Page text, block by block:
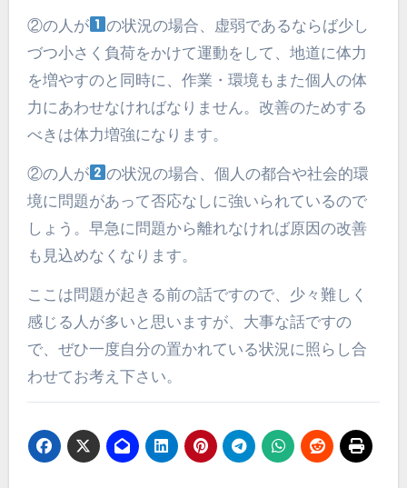
②の人が
の状況の場合、虚弱であるならば少し
づつ小さく負荷をかけて運動をして、地道に体力
を増やすのと同時に、作業・環境もまた個人の体
力にあわせなければなりません。改善のためする
べきは体力増強になります。
②の人が
の状況の場合、個人の都合や社会的環
境に問題があって否応なしに強いられているので
しょう。早急に問題から離れなければ原因の改善
も見込めなくなります。
ここは問題が起きる前の話ですので、少々難しく
感じる人が多いと思いますが、大事な話ですの
で、ぜひ一度自分の置かれている状況に照らし合
わせてお考え下さい。